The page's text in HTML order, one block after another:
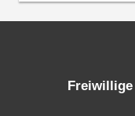
Freiwillige